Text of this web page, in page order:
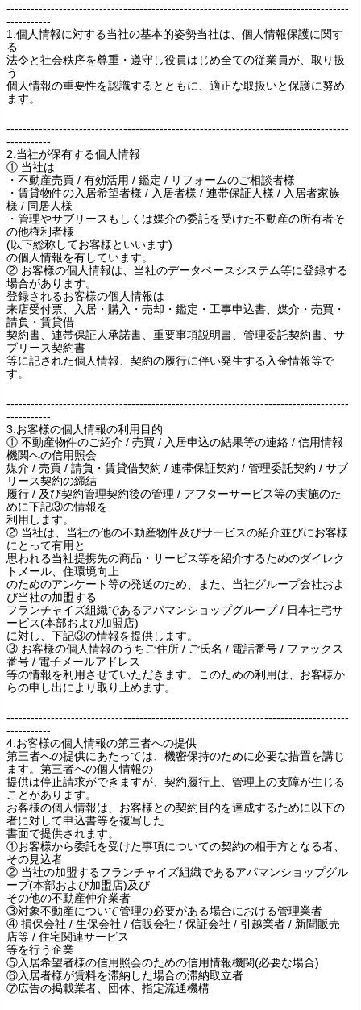
-------------------------------------------------------------------------------------
-----------
1.個人情報に対する当社の基本的姿勢当社は、個人情報保護に関す
る
法令と社会秩序を尊重・遵守し役員はじめ全ての従業員が、取り扱
う
個人情報の重要性を認識するとともに、適正な取扱いと保護に努め
ます。
-------------------------------------------------------------------------------------
-----------
2.当社が保有する個人情報
① 当社は
・不動産売買 / 有効活用 / 鑑定 / リフォームのご相談者様
・賃貸物件の入居希望者様 / 入居者様 / 連帯保証人様 / 入居者家族
様 / 同居人様
・管理やサブリースもしくは媒介の委託を受けた不動産の所有者そ
の他権利者様
(以下総称してお客様といいます)
の個人情報を有しています。
② お客様の個人情報は、当社のデータベースシステム等に登録する
場合があります。
登録されるお客様の個人情報は
来店受付票、入居・購入・売却・鑑定・工事申込書、媒介・売買・
請負・賃貸借
契約書、連帯保証人承諾書、重要事項説明書、管理委託契約書、サ
ブリース契約書
等に記された個人情報、契約の履行に伴い発生する入金情報等で
す。
-------------------------------------------------------------------------------------
-----------
3.お客様の個人情報の利用目的
① 不動産物件のご紹介 / 売買 / 入居申込の結果等の連絡 / 信用情報
機関への信用照会
媒介 / 売買 / 請負・賃貸借契約 / 連帯保証契約 / 管理委託契約 / サブ
リース契約の締結
履行 / 及び契約管理契約後の管理 / アフターサービス等の実施のた
めに下記③の情報を
利用します。
② 当社は、当社の他の不動産物件及びサービスの紹介並びにお客様
にとって有用と
思われる当社提携先の商品・サービス等を紹介するためのダイレク
トメール、住環境向上
のためのアンケート等の発送のため、また、当社グループ会社およ
び当社の加盟する
フランチャイズ組織であるアパマンショップグループ / 日本社宅サ
ービス(本部および加盟店)
に対し、下記③の情報を提供します。
③ お客様の個人情報のうちご住所 / ご氏名 / 電話番号 / ファックス
番号 / 電子メールアドレス
等の情報を利用させていただきます。このための利用は、お客様か
らの申し出により取り止めます。
-------------------------------------------------------------------------------------
-----------
4.お客様の個人情報の第三者への提供
第三者への提供にあたっては、機密保持のために必要な措置を講じ
ます。第三者への個人情報の
提供は停止請求ができますが、契約履行上、管理上の支障が生じる
ことがあります。
お客様の個人情報は、お客様との契約目的を達成するために以下の
者に対して申込書等を複写した
書面で提供されます。
①お客様から委託を受けた事項についての契約の相手方となる者、
その見込者
② 当社の加盟するフランチャイズ組織であるアパマンショップグル
ープ(本部および加盟店)及び
その他の不動産仲介業者
③対象不動産について管理の必要がある場合における管理業者
④ 損保会社 / 生保会社 / 信販会社 / 保証会社 / 引越業者 / 新聞販売
店等 / 住宅関連サービス
等を行う企業
⑤入居希望者様の信用照会のための信用情報機関(必要な場合)
⑥入居者様が賃料を滞納した場合の滞納取立者
⑦広告の掲載業者、団体、指定流通機構